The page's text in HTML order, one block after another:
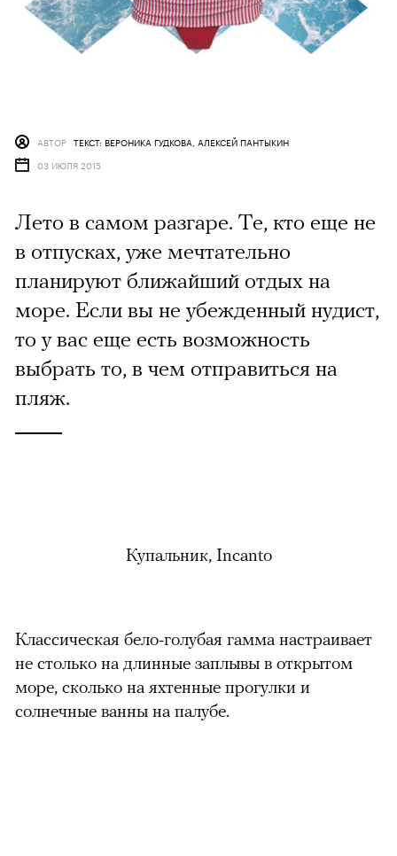
АВТОР ТЕКСТ: ВЕРОНИКА ГУДКОВА, АЛЕКСЕЙ ПАНТЫКИН
03 ИЮЛЯ 2015
Лето в самом разгаре. Те, кто еще не
в отпусках, уже мечтательно
планируют ближайший отдых на
море. Если вы не убежденный нудист,
то у вас еще есть возможность
выбрать то, в чем отправиться на
пляж.
Купальник, Incanto
Классическая бело-голубая гамма настраивает
не столько на длинные заплывы в открытом
море, сколько на яхтенные прогулки и
солнечные ванны на палубе.